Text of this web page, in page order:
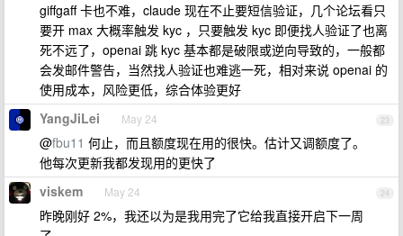
giffgaff 卡也不难，claude 现在不止要短信验证，几个论坛看只
要开 max 大概率触发 kyc ，只要触发 kyc 即便找人验证了也离
死不远了，openai 跳 kyc 基本都是破限或逆向导致的，一般都
会发邮件警告，当然找人验证也难逃一死，相对来说 openai 的
使用成本，风险更低，综合体验更好
23
YangJiLei May 24
@fbu11 何止，而且额度现在用的很快。估计又调额度了。
他每次更新我都发现用的更快了
24
viskem May 24
昨晚刚好 2%，我还以为是我用完了它给我直接开启下一周